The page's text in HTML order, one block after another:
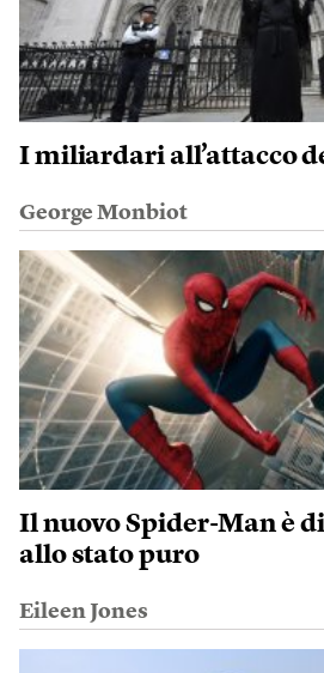
I miliardari all’attacco
George Monbiot
Il nuovo Spider-Man è
allo stato puro
Eileen Jones